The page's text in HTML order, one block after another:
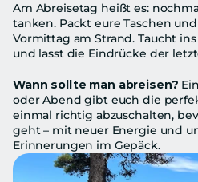
Am Abreisetag heißt es:
tanken. Packt eure Taschen
Vormittag am Strand. Taucht
und lasst die Eindrücke der
Wann sollte man abreisen?
oder Abend gibt euch die
einmal richtig abzuschalten,
geht – mit neuer Energie und
Erinnerungen im Gepäck.